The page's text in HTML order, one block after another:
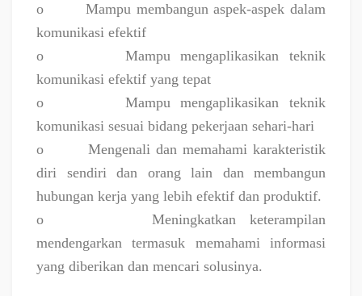
o
Mampu membangun aspek-aspek dalam
komunikasi efektif
o
Mampu mengaplikasikan teknik
komunikasi efektif yang tepat
o
Mampu mengaplikasikan teknik
komunikasi sesuai bidang pekerjaan sehari-hari
o
Mengenali dan memahami karakteristik
diri sendiri dan orang lain dan membangun
hubungan kerja yang lebih efektif dan produktif.
o
Meningkatkan keterampilan
mendengarkan termasuk memahami informasi
yang diberikan dan mencari solusinya.